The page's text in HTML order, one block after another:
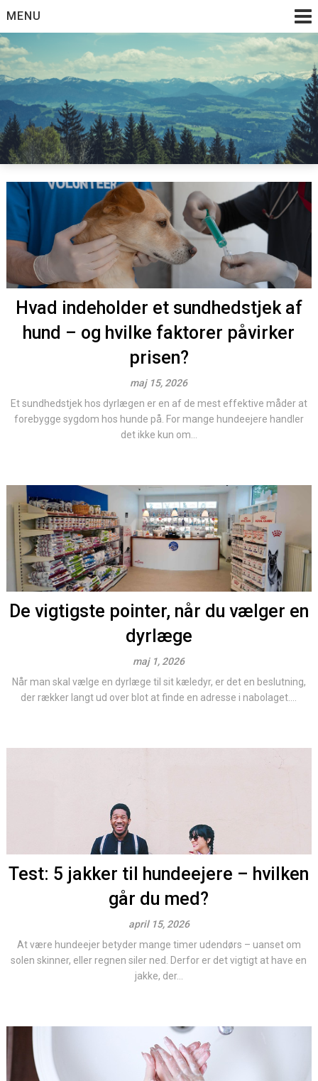
to
content
MENU
Hvad indeholder et sundhedstjek af
hund – og hvilke faktorer påvirker
prisen?
maj 15, 2026
Et sundhedstjek hos dyrlægen er en af de mest effektive måder at
forebygge sygdom hos hunde på. For mange hundeejere handler
det ikke kun om...
De vigtigste pointer, når du vælger en
dyrlæge
maj 1, 2026
Når man skal vælge en dyrlæge til sit kæledyr, er det en beslutning,
der rækker langt ud over blot at finde en adresse i nabolaget....
Test: 5 jakker til hundeejere – hvilken
går du med?
april 15, 2026
At være hundeejer betyder mange timer udendørs – uanset om
solen skinner, eller regnen siler ned. Derfor er det vigtigt at have en
jakke, der...